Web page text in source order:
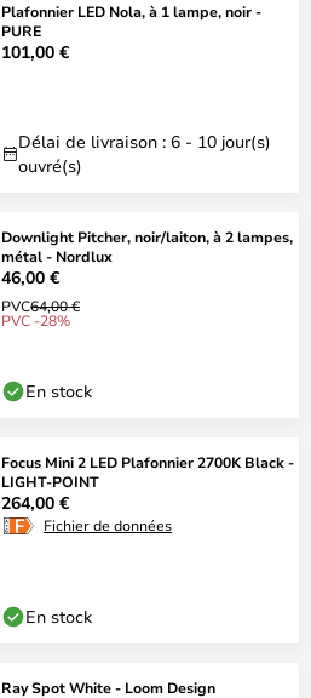
Plafonnier LED Nola, à 1 lampe, noir -
PURE
101,00 €
Délai de livraison : 6 - 10 jour(s)
ouvré(s)
Downlight Pitcher, noir/laiton, à 2 lampes,
métal - Nordlux
46,00 €
PVC64,00 €
PVC -28%
En stock
Focus Mini 2 LED Plafonnier 2700K Black -
LIGHT-POINT
264,00 €
Fichier de données
En stock
Ray Spot White - Loom Design